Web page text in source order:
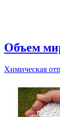
Объем
Химическая